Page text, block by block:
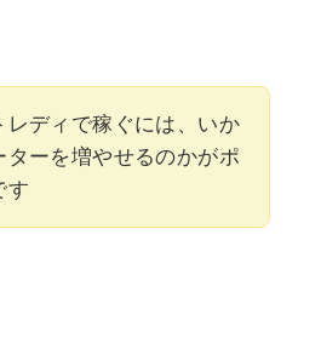
レディで稼ぐには、いか
ターを増やせるのかがポ
す